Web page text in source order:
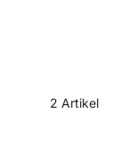
2 Artikel